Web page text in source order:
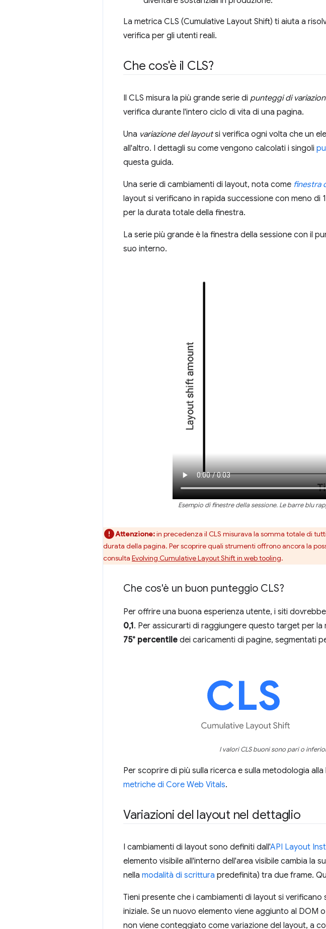
La metrica CLS (Cumulative Layout Shift) ti aiuta a
verifica per gli utenti reali.
Che cos'è il CLS?
Il CLS misura la più grande serie di punteggi di
verifica durante l'intero ciclo di vita di una pagina.
Una variazione del layoutsi verifica ogni volta che un
all'altro. I dettagli su come vengono calcolati i singoli
questa guida.
Una serie di cambiamenti di layout, nota come finestra
layout si verificano in rapida successione con meno
per la durata totale della finestra.
La serie più grande è la finestra della sessione con il
suo interno.
Esempio di finestre della sessione. Le barre blu
Attenzione:in precedenza il CLS misurava la somma totale di
durata della pagina. Per scoprire quali strumenti offrono ancora la
consulta Evolving Cumulative Layout Shift in web tooling.
Che cos'è un buon punteggio CLS?
Per offrire una buona esperienza utente, i siti
0,1. Per assicurarti di raggiungere questo target per
75° percentile dei caricamenti di pagine, segmentati
I valori CLS buoni sono pari o
Per scoprire di più sulla ricerca e sulla metodologia
metriche di Core Web Vitals.
Variazioni del layout nel dettaglio
I cambiamenti di layout sono definiti dall'API Layout
elemento visibile all'interno dell'area visibile cambia la
nella modalità di scrittura predefinita) tra due frame.
Tieni presente che i cambiamenti di layout si
iniziale. Se un nuovo elemento viene aggiunto al
non viene conteggiato come variazione del layout, a